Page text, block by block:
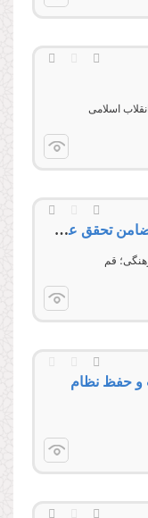
اسلامی
ولایت فقیه، محور حاکمیت اسلام و ضامن تحقق عدالت و پیشرفت
قم
و حفظ نظام